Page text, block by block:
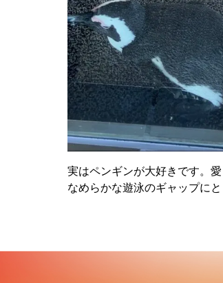
実はペンギンが大好きです。
なめらかな遊泳のギャップにと